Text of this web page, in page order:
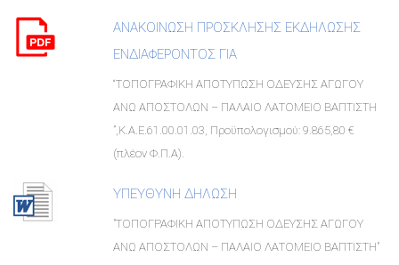
ΑΝΑΚΟΙΝΩΣΗ ΠΡΟΣΚΛΗΣΗΣ ΕΚΔΗΛΩΣΗΣ
ΕΝΔΙΑΦΕΡΟΝΤΟΣ ΓΙΑ
“ΤΟΠΟΓΡΑΦΙΚΗ ΑΠΟΤΥΠΩΣΗ ΟΔΕΥΣΗΣ ΑΓΩΓΟΥ
ΑΝΩ ΑΠΟΣΤΟΛΩΝ – ΠΑΛΑΙΟ ΛΑΤΟΜΕΙΟ ΒΑΠΤΙΣΤΗ
”,Κ.Α.Ε.61.00.01.03, Προϋπολογισμού: 9.865,80 €
(πλέον Φ.Π.Α).
ΥΠΕΥΘΥΝΗ ΔΗΛΩΣΗ
"ΤΟΠΟΓΡΑΦΙΚΗ ΑΠΟΤΥΠΩΣΗ ΟΔΕΥΣΗΣ ΑΓΩΓΟΥ
ΑΝΩ ΑΠΟΣΤΟΛΩΝ – ΠΑΛΑΙΟ ΛΑΤΟΜΕΙΟ ΒΑΠΤΙΣΤΗ"